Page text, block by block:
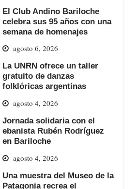
El Club Andino Bariloche
celebra sus 95 años con una
semana de homenajes
agosto 6, 2026
La UNRN ofrece un taller
gratuito de danzas
folklóricas argentinas
agosto 4, 2026
Jornada solidaria con el
ebanista Rubén Rodríguez
en Bariloche
agosto 4, 2026
Una muestra del Museo de la
Patagonia recrea el